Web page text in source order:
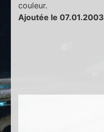
couleur.
Ajoutée le 07.01.2003